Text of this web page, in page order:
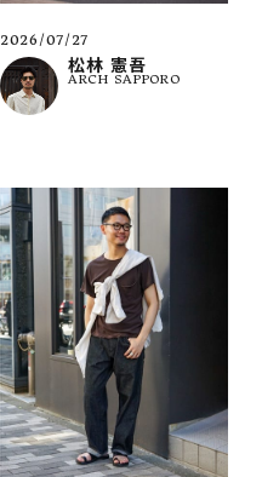
2026/07/27
松林 憲吾
ARCH SAPPORO